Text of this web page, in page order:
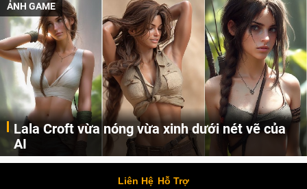
ẢNH GAME
Lala Croft vừa nóng vừa xinh dưới nét vẽ của
AI
Cùng đến với những hình ảnh Lala Croft của Tomb Raider dưới nét vẽ của AI. Một cô nàng xinh đẹp, nóng bỏng nhưng cũng rắn rỏi và mạnh mẽ.
Liên Hệ Hỗ Trợ